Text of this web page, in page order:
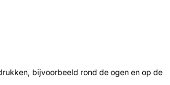
bijvoorbeeld rond de ogen en op de